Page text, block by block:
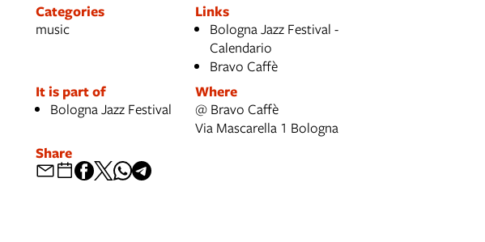
Categories
music
Links
Bologna Jazz Festival -
Calendario
Bravo Caffè
It is part of
Bologna Jazz Festival
Where
@ Bravo Caffè
Via Mascarella 1 Bologna
Share